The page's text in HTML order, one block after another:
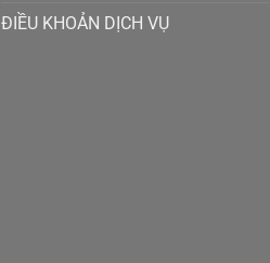
ĐIỀU KHOẢN DỊCH VỤ